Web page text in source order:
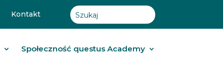
Kontakt
Społeczność questus Academy